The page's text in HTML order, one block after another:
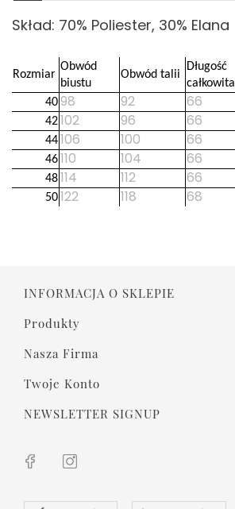
Skład: 70% Poliester, 30% Elana
Rozmiar
Obwód
biustu
Obwód talii
Długość
całkowita
40 98 92 66
42102 96 66
44106 100 66
46110 104 66
48114 112 66
50122 118 68
INFORMACJA O SKLEPIE
Produkty
Nasza Firma
Twoje Konto
NEWSLETTER SIGNUP